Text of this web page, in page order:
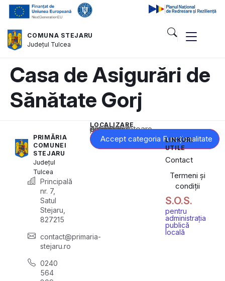
COMUNA STEJARU
Județul Tulcea
Casa de Asigurări de
Sănătate Gorj
PRIMĂRIA
COMUNEI
STEJARU
Județul
Tulcea
Principală
nr. 7,
Satul
Stejaru,
827215
contact@primaria-
stejaru.ro
0240
564
LOCALIZARE
Acest conținut este blocat până când acceptați categoria corespunzătoare de cookie-uri.
Accept categoria Funcționalitate
LINKURI
UTILE
Contact
Termeni și
condiții
S.O.S.
pentru
administrația
publică
locală